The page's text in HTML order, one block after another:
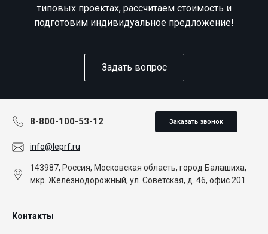
типовых проектах, рассчитаем стоимость и
подготовим индивидуальное предложение!
Задать вопрос
8-800-100-53-12 Заказать звонок
info@leprf.ru
143987, Россия, Московская область, город Балашиха,
мкр. Железнодорожный, ул. Советская, д. 46, офис 201
Контакты